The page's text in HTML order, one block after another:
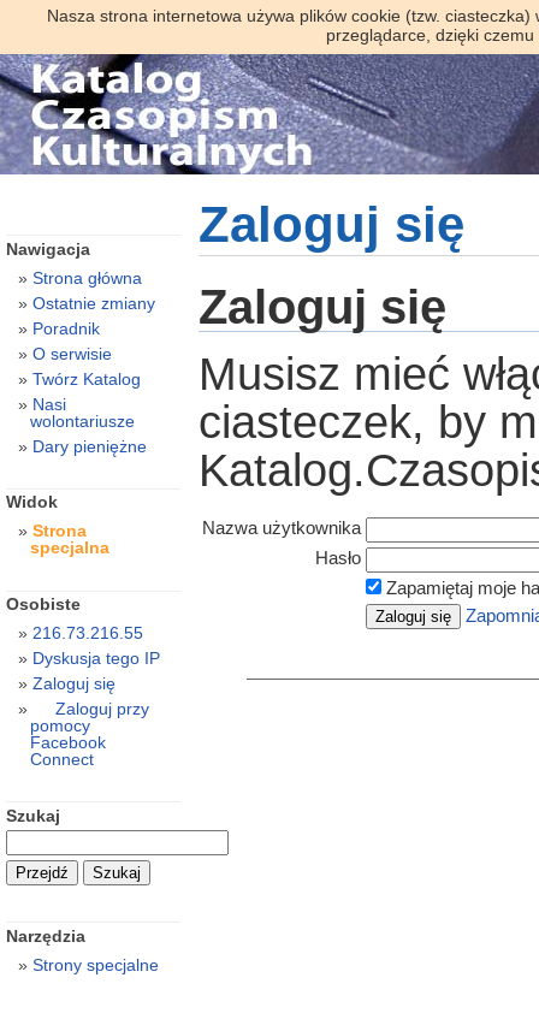
Nasza strona internetowa używa plików cookie (tzw.
przeglądarce, dzięki
Zaloguj się
Zaloguj się
Musisz mieć
ciasteczek, by
Nazwa użytkownika
Hasło
Zapamiętaj moje
Nawigacja
Strona główna
Ostatnie zmiany
Poradnik
O serwisie
Twórz Katalog
Nasi
wolontariusze
Dary pieniężne
Widok
Strona
specjalna
Osobiste
216.73.216.55
Dyskusja tego IP
Zaloguj się
Zaloguj przy
pomocy
Facebook
Connect
Szukaj
Narzędzia
Strony specjalne